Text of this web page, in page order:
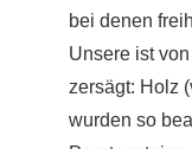
bei denen
Unsere ist
zersägt: Holz
wurden so